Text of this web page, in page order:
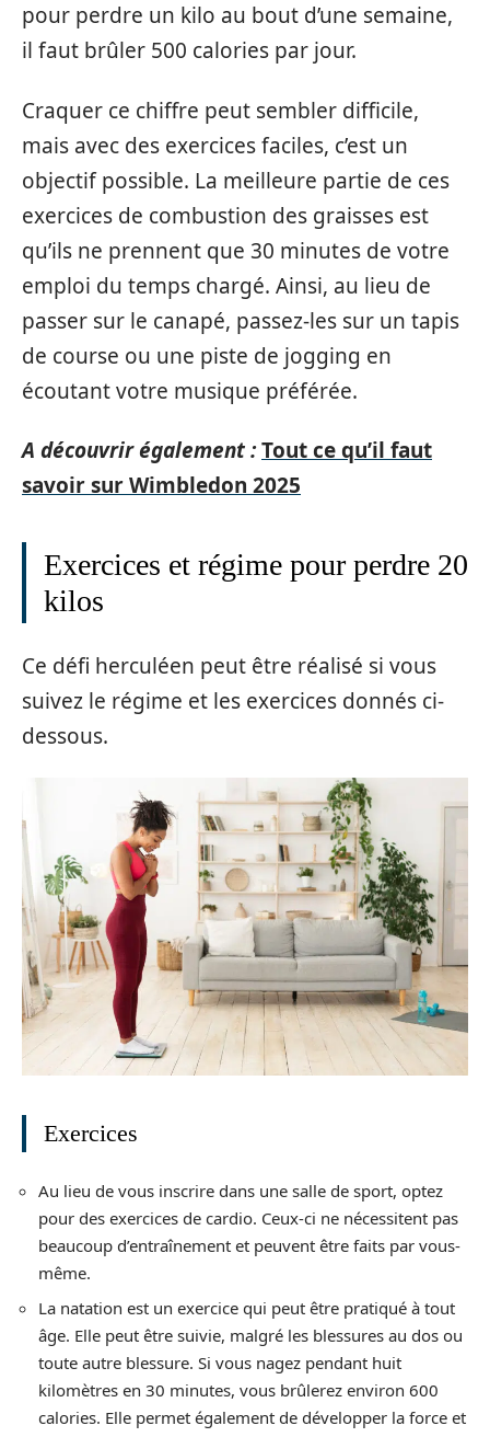
pour perdre un kilo au bout d’une semaine,
il faut brûler 500 calories par jour.
Craquer ce chiffre peut sembler difficile,
mais avec des exercices faciles, c’est un
objectif possible. La meilleure partie de ces
exercices de combustion des graisses est
qu’ils ne prennent que 30 minutes de votre
emploi du temps chargé. Ainsi, au lieu de
passer sur le canapé, passez-les sur un tapis
de course ou une piste de jogging en
écoutant votre musique préférée.
A découvrir également :Tout ce qu’il faut
savoir sur Wimbledon 2025
Exercices et régime pour perdre 20
kilos
Ce défi herculéen peut être réalisé si vous
suivez le régime et les exercices donnés ci-
dessous.
Exercices
Au lieu de vous inscrire dans une salle de sport, optez
pour des exercices de cardio. Ceux-ci ne nécessitent pas
beaucoup d’entraînement et peuvent être faits par vous-
même.
La natation est un exercice qui peut être pratiqué à tout
âge. Elle peut être suivie, malgré les blessures au dos ou
toute autre blessure. Si vous nagez pendant huit
kilomètres en 30 minutes, vous brûlerez environ 600
calories. Elle permet également de développer la force et